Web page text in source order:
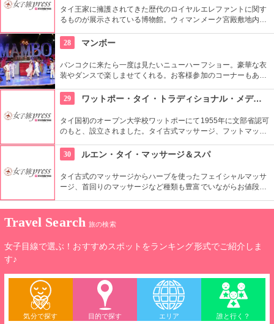
クハーバルボールでのマッサージや、全身をほぐし身体を活性
化するタイ古式マッサージ、さらに金箔やアロマキャンドルの
ようなユニークな素材を用いたオイルマッサージも体験できま
す。人目を気にしなくて良いプライベートルームと、初めてで
も気軽に受けられるフットマッサージスペースの両方が用意さ
タイ王家に擁護されてきた歴代のロイヤルエレファントに関す
るものが展示されている博物館。ウィマンメーク宮殿敷地内に
でタクシーを利用すると楽。
28 マンボー
バンコクに来たら一度は見たいニューハーフショー。豪華な衣
装やダンスで楽しませてくれる。お客様参加のコーナーもあ
写真を撮ることが出来る。バンコク中心部から10キロ弱にある
ので、タクシーかバスツアーでの参加を。
29 ワットポー・タイ・トラディショナル・メディカル・マッサージ・スクール
タイ国初のオープン大学校ワットポーにて1955年に文部省認可
のもと、設立されました。タイ古式マッサージ、フットマッサ
講できるこの学校では地元人から外国人まで多くの人が学んで
います。
30 ルエン・タイ・マッサージ＆スパ
タイ古式のマッサージからハーブを使ったフェイシャルマッサ
ージ、首回りのマッサージなど種類も豊富でいながらお値段も
Travel Search 旅の検索
女子目線で選ぶ！おすすめスポットをランキング形式でご紹介しま
す♪
気分で探す 目的で探す エリア 誰と行く？